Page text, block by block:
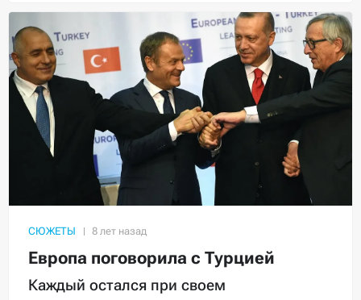
СЮЖЕТЫ
Европа поговорила с Турцией
Каждый остался при своем